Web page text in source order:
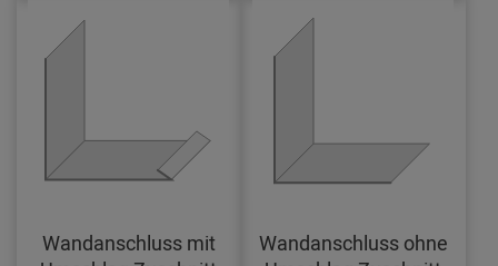
Wandanschluss mit
Wandanschluss ohne